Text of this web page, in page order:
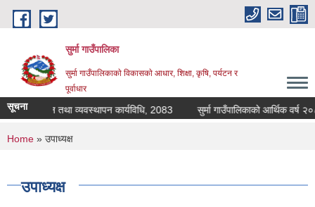
Skip to main content
सुर्मा गाउँपालिका
सुर्मा गाउँपालिकाकाे विकासकाे आधार, शिक्षा, कृषि, पर्यटन र
पूर्वाधार
सूचना
खाजा संचालन तथा व्यवस्थापन कार्यविधि, 2083 सुर्मा
You are here
Home » उपाध्यक्ष
उपाध्यक्ष